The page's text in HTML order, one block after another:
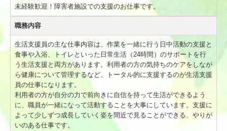
事業所 美濃加茂市
製品紹介（竹製品）
行事の紹介
職員採用
募集要項 生活支援員【正職員】
未経験歓迎！障害者施設での支援のお仕事です。
職務内容
生活支援員の主な仕事内容は、作業を一緒に行う日中活動の支援と
食事や入浴、トイレといった日常生活（24時間）のサポートを行
う生活支援と両方があります。利用者の方の気持ちのケアをしなが
ら健康について管理するなど、トータル的に支援するのが生活支援
員の仕事になります。
利用者の方が自分の力で前向きに自信を持って生活ができるよう
に、職員が一緒になって活動することを大事にしています。支援に
よって少しずつ成長していく姿を間近で見ることができる、やりが
いのある仕事です。